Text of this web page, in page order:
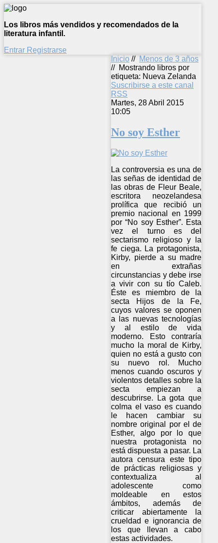
Los libros más vendidos y recomendados de la
literatura infantil.
Entrar Registrarse
Inicio // Menos de 3 años
// Mostrando libros por
etiqueta: Nueva Zelanda
Suscribirse a este canal
RSS
Martes, 28 Abril 2015
10:05
No soy Esther
La controversia es una de
las señas de identidad de
las obras de Fleur Beale,
escritora neozelandesa
prolífica que recibió un
premio nacional en 1999
por “No soy Esther”. Esta
vez el turno es del
sectarismo religioso y la
fe ciega. La protagonista,
Kirby, pierde a su madre
en extrañas
circunstancias y debe irse
a vivir con su tío Caleb.
Éste es miembro de la
secta Hijos de la Fe,
cuyos valores se oponen
a las nuevas tecnologías
y al estilo de vida
moderno. Esto contraría
mucho la moral de Kirby,
quien no está a gusto con
su nuevo rol. Mucho
menos cuando oscuros y
violentos detalles sobre la
secta empiezan a
descubrirse. La gota que
colma el vaso es cuando
le hacen cambiar su
nombre original por el de
Esther, algo por lo que
nuestra protagonista no
está dispuesta a pasar. La
autora censura este tipo
de prácticas religiosas y
contextualiza al
adolescente como
moldeable en estos
ámbitos, además de
criticar abiertamente la
crueldad e ignorancia de
los que llevan a cabo
estas actividades.